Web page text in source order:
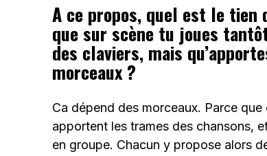
A ce propos, quel est le tien
que sur scène tu joues
des claviers, mais
morceaux ?
Ca dépend des morceaux. Parce
apportent les trames des chansons,
en groupe. Chacun y propose alors